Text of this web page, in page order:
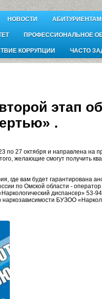
НОВОСТИ АБИТУРИЕНТАМ
ПРОФЕССИОНАЛЬНОЕ
КОРРУПЦИИ ЧАСТО
этап
.
по 27 октября и направлена на
желающие смогут получить
где вам будет гарантирована
по Омской области - оператор
диспансер» 53-
БУЗОО